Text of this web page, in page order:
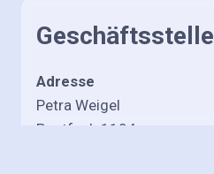
Geschäftsstelle
Adresse
Petra Weigel
Postfach 1104